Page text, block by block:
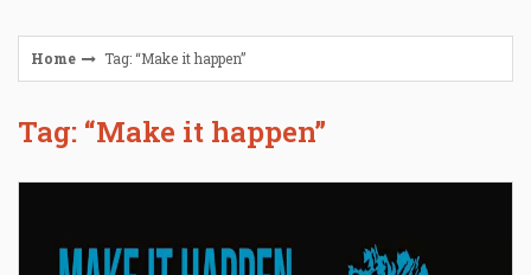
Home Tag: “Make it happen”
Tag: “Make it happen”